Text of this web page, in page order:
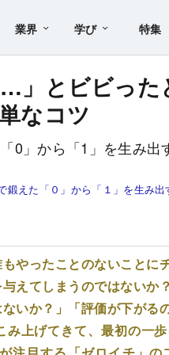
業界 学び 特集
」とビビった
なコツ
0」から「1」を生み出
鍛えた「０」から「１」を生み
やったことのないことに
えてしまうのではないか
いか？」「評価が下がる
上げてきて、最初の一